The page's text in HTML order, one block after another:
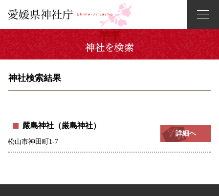
神社検索結果
嚴島神社（厳島神社）
松山市神田町1-7
詳細へ